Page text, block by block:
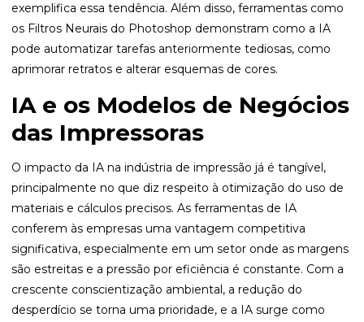
exemplifica essa tendência. Além disso, ferramentas como
os Filtros Neurais do Photoshop demonstram como a IA
pode automatizar tarefas anteriormente tediosas, como
aprimorar retratos e alterar esquemas de cores.
IA e os Modelos de Negócios
das Impressoras
O impacto da IA na indústria de impressão já é tangível,
principalmente no que diz respeito à otimização do uso de
materiais e cálculos precisos. As ferramentas de IA
conferem às empresas uma vantagem competitiva
significativa, especialmente em um setor onde as margens
são estreitas e a pressão por eficiência é constante. Com a
crescente conscientização ambiental, a redução do
desperdício se torna uma prioridade, e a IA surge como